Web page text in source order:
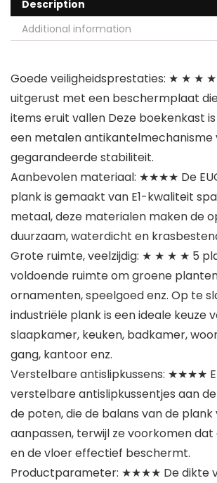
Description
Additional information
Goede veiligheidsprestaties: ★ ★ ★ ★
uitgerust met een beschermplaat
items eruit vallen Deze boekenkast
een metalen antikantelmechanisme
gegarandeerde stabiliteit.
Aanbevolen materiaal: ★★★★ De
plank is gemaakt van E1-kwaliteit
metaal, deze materialen maken de
duurzaam, waterdicht en
Grote ruimte, veelzijdig: ★ ★ ★ ★ 5
voldoende ruimte om groene
ornamenten, speelgoed enz. Op te
industriële plank is een ideale keuze
slaapkamer, keuken, badkamer,
gang, kantoor enz.
Verstelbare antislipkussens: ★★★★
verstelbare antislipkussentjes aan
de poten, die de balans van de plank
aanpassen, terwijl ze voorkomen
en de vloer effectief beschermt.
Productparameter: ★★★★ De dikte